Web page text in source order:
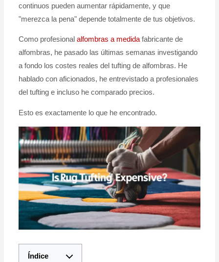
continuos pueden aumentar rápidamente, y que
"merezca la pena" depende totalmente de tus objetivos.
Como profesional alfombras a medidafabricante de
alfombras, he pasado las últimas semanas investigando
a fondo los costes reales del tufting de alfombras. He
hablado con aficionados, he entrevistado a profesionales
del tufting e incluso he comparado precios.
Esto es exactamente lo que he encontrado.
Índice